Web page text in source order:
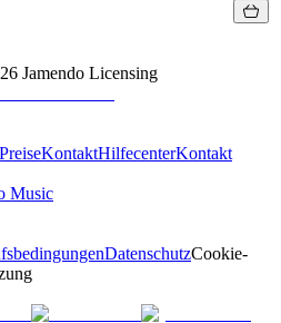
Jamendo Licensing
PreiseKontaktHilfecenterKontakt
Music
DatenschutzCookie-